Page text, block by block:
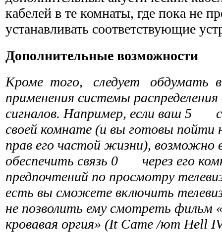
кабелей в те комнаты, где пока не
устанавливать соответствующие
Дополнительные возможности
Кроме того, следует обдумать
применения системы распределения
сигналов. Например, если ваш 5
своей комнате (и вы готовы
прав его частой жизни), возможно
обеспечить связь 0 через его
предпочтений по просмотру
есть вы сможете включить
не позволить ему смотреть фильм
кровавая оргия» (It Came /ют Hell